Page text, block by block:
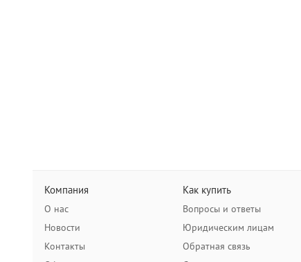
Компания
О нас
Новости
Контакты
Как купить
Вопросы и ответы
Юридическим лицам
Обратная связь